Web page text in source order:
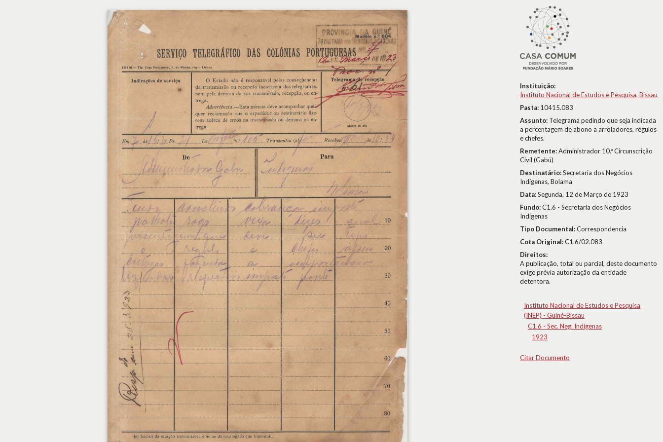
Instituição:
Instituto Nacional de Estudos e Pesquisa, Bissau
Pasta: 10415.083
Assunto: Telegrama pedindo que seja indicada
a percentagem de abono a arroladores, régulos
e chefes.
Remetente:Administrador 10.ª Circunscrição
Civil (Gabú)
Destinatário:Secretaria dos Negócios
Indígenas, Bolama
Data:Segunda, 12 de Março de 1923
Fundo:C1.6 - Secretaria dos Negócios
Indígenas
Tipo Documental:Correspondencia
Cota Original:C1.6/02.083
Direitos:
A publicação, total ou parcial, deste documento
exige prévia autorização da entidade
detentora.
Instituto Nacional de Estudos e Pesquisa
(INEP) - Guiné-Bissau
C1.6 - Sec. Neg. Indígenas
1923
Citar Documento